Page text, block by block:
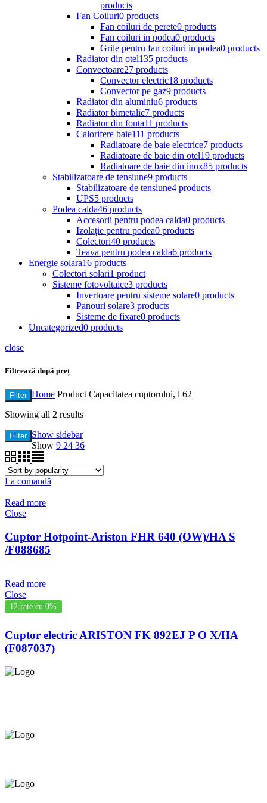
products
Fan Coiluri0 products
Fan coiluri de perete0 products
Fan coiluri in podea0 products
Grile pentru fan coiluri in podea0 products
Radiator din otel135 products
Convectoare27 products
Convector electric18 products
Convector pe gaz9 products
Radiator din aluminiu6 products
Radiator bimetalic7 products
Radiator din fonta11 products
Calorifere baie111 products
Radiatoare de baie electrice7 products
Radiatoare de baie din otel19 products
Radiatoare de baie din inox85 products
Stabilizatoare de tensiune9 products
Stabilizatoare de tensiune4 products
UPS5 products
Podea calda46 products
Accesorii pentru podea calda0 products
Izolație pentru podea0 products
Colectori40 products
Teava pentru podea calda6 products
Energie solara16 products
Colectori solari1 product
Sisteme fotovoltaice3 products
Invertoare pentru sisteme solare0 products
Panouri solare3 products
Sisteme de fixare0 products
Uncategorized0 products
close
Filtrează după preț
Filter Home Product Capacitatea cuptorului, l 62
Showing all 2 results
Filter Show sidebar
Show 9 24 36
La comandă
Read more
Close
Cuptor Hotpoint-Ariston FHR 640 (OW)/HA S
/F088685
Read more
Close
12 rate cu 0%
Cuptor electric ARISTON FK 892EJ P O X/HA
(F087037)